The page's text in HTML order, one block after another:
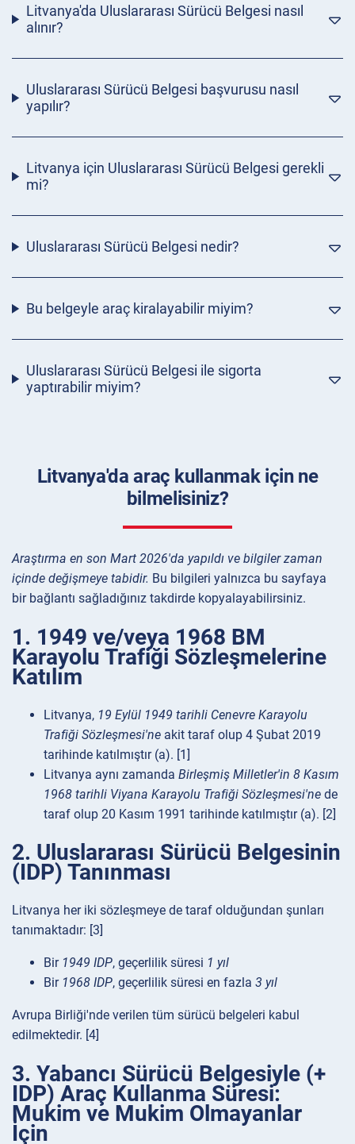
Litvanya'da Uluslararası Sürücü Belgesi nasıl
alınır?
Uluslararası Sürücü Belgesi başvurusu nasıl
yapılır?
Litvanya için Uluslararası Sürücü Belgesi gerekli
mi?
Uluslararası Sürücü Belgesi nedir?
Bu belgeyle araç kiralayabilir miyim?
Uluslararası Sürücü Belgesi ile sigorta
yaptırabilir miyim?
Litvanya'da araç kullanmak için ne
bilmelisiniz?
Araştırma en son Mart 2026'da yapıldı ve bilgiler zaman
içinde değişmeye tabidir. Bu bilgileri yalnızca bu sayfaya
bir bağlantı sağladığınız takdirde kopyalayabilirsiniz.
1. 1949 ve/veya 1968 BM
Karayolu Trafiği Sözleşmelerine
Katılım
Litvanya, 19 Eylül 1949 tarihli Cenevre Karayolu
Trafiği Sözleşmesi'ne akit taraf olup 4 Şubat 2019
tarihinde katılmıştır (a). [1]
Litvanya aynı zamanda Birleşmiş Milletler'in 8 Kasım
1968 tarihli Viyana Karayolu Trafiği Sözleşmesi'ne de
taraf olup 20 Kasım 1991 tarihinde katılmıştır (a). [2]
2. Uluslararası Sürücü Belgesinin
(IDP) Tanınması
Litvanya her iki sözleşmeye de taraf olduğundan şunları
tanımaktadır: [3]
Bir 1949 IDP, geçerlilik süresi 1 yıl
Bir 1968 IDP, geçerlilik süresi en fazla 3 yıl
Avrupa Birliği'nde verilen tüm sürücü belgeleri kabul
edilmektedir. [4]
3. Yabancı Sürücü Belgesiyle (+
IDP) Araç Kullanma Süresi:
Mukim ve Mukim Olmayanlar
İçin